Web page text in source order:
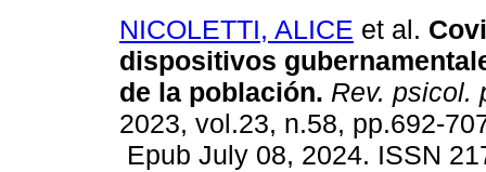
NICOLETTI, ALICE et al.
dispositivos
de la población. Rev. psicol.
2023, vol.23, n.58, pp.692-
Epub July 08, 2024. ISSN